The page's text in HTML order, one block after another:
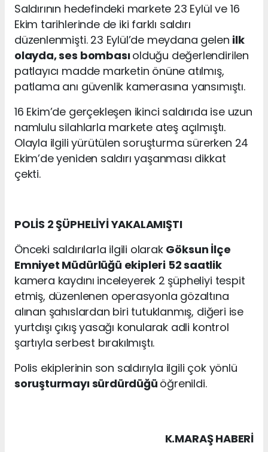
Saldırının hedefindeki markete 23 Eylül ve 16
Ekim tarihlerinde de iki farklı saldırı
düzenlenmişti. 23 Eylül’de meydana gelen ilk
olayda, ses bombasıolduğu değerlendirilen
patlayıcı madde marketin önüne atılmış,
patlama anı güvenlik kamerasına yansımıştı.
16 Ekim’de gerçekleşen ikinci saldırıda ise uzun
namlulu silahlarla markete ateş açılmıştı.
Olayla ilgili yürütülen soruşturma sürerken 24
Ekim’de yeniden saldırı yaşanması dikkat
çekti.
POLİS 2 ŞÜPHELİYİ YAKALAMIŞTI
Önceki saldırılarla ilgili olarak Göksun İlçe
Emniyet Müdürlüğü ekipleri 52 saatlik
kamera kaydını inceleyerek 2 şüpheliyi tespit
etmiş, düzenlenen operasyonla gözaltına
alınan şahıslardan biri tutuklanmış, diğeri ise
yurtdışı çıkış yasağı konularak adli kontrol
şartıyla serbest bırakılmıştı.
Polis ekiplerinin son saldırıyla ilgili çok yönlü
soruşturmayı sürdürdüğü öğrenildi.
K.MARAŞ HABERİ